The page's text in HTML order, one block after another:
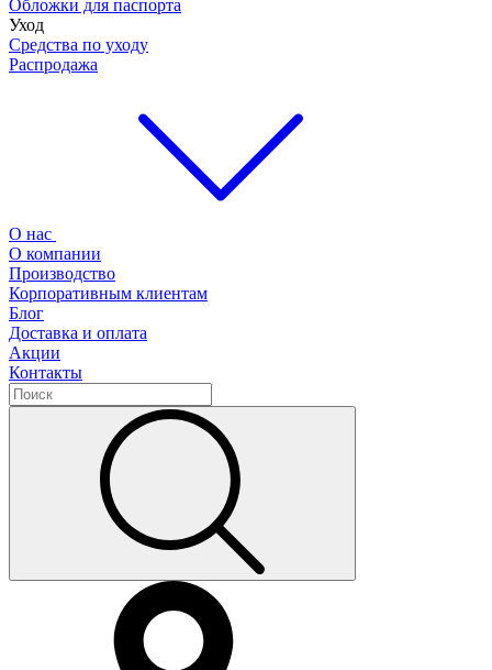
Обложки для паспорта
Уход
Средства по уходу
Распродажа
О нас
О компании
Производство
Корпоративным клиентам
Блог
Доставка и оплата
Акции
Контакты